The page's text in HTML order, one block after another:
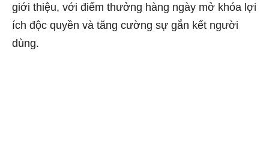
giới thiệu, với điểm thưởng hàng ngày mở khóa lợi
ích độc quyền và tăng cường sự gắn kết người
dùng.